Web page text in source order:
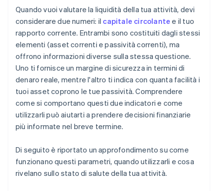
Quando vuoi valutare la liquidità della tua attività, devi
considerare due numeri: il capitale circolante e il tuo
rapporto corrente. Entrambi sono costituiti dagli stessi
elementi (asset correnti e passività correnti), ma
offrono informazioni diverse sulla stessa questione.
Uno ti fornisce un margine di sicurezza in termini di
denaro reale, mentre l'altro ti indica con quanta facilità i
tuoi asset coprono le tue passività. Comprendere
come si comportano questi due indicatori e come
utilizzarli può aiutarti a prendere decisioni finanziarie
più informate nel breve termine.
Di seguito è riportato un approfondimento su come
funzionano questi parametri, quando utilizzarli e cosa
rivelano sullo stato di salute della tua attività.